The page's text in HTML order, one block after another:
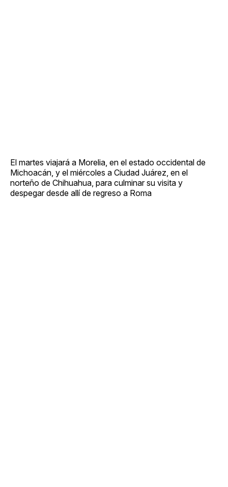
El martes viajará a Morelia, en el estado occidental de
Michoacán, y el miércoles a Ciudad Juárez, en el
norteño de Chihuahua, para culminar su visita y
despegar desde allí de regreso a Roma